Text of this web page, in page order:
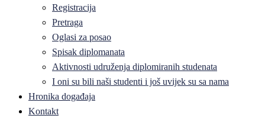
Registracija
Pretraga
Oglasi za posao
Spisak diplomanata
Aktivnosti udruženja diplomiranih studenata
I oni su bili naši studenti i još uvijek su sa nama
Hronika događaja
Kontakt